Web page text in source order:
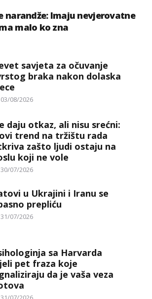
narandže: Imaju nevjerovatne
malo ko zna
savjeta za očuvanje
braka nakon dolaska
Posted
03/08/2026
daju otkaz, ali nisu srećni:
trend na tržištu rada
zašto ljudi ostaju na
koji ne vole
Posted
30/07/2026
u Ukrajini i Iranu se
prepliću
Posted
31/07/2026
sa Harvarda
pet fraza koje
da je vaša veza
Posted